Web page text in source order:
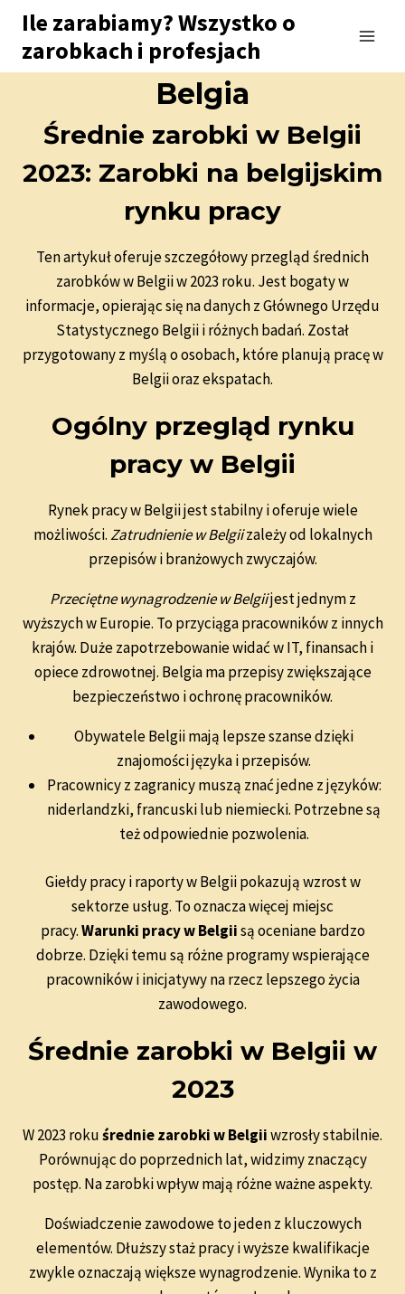
Przejdź
treści
Ile zarabiamy? Wszystko o
zarobkach i profesjach
Belgia
Średnie zarobki w Belgii
2023: Zarobki na belgijskim
rynku pracy
Ten artykuł oferuje szczegółowy przegląd średnich
zarobków w Belgii w 2023 roku. Jest bogaty w
informacje, opierając się na danych z Głównego Urzędu
Statystycznego Belgii i różnych badań. Został
przygotowany z myślą o osobach, które planują pracę w
Belgii oraz ekspatach.
Ogólny przegląd rynku
pracy w Belgii
Rynek pracy w Belgii jest stabilny i oferuje wiele
możliwości.Zatrudnienie w Belgiizależy od lokalnych
przepisów i branżowych zwyczajów.
Przeciętne wynagrodzenie w Belgiijest jednym z
wyższych w Europie. To przyciąga pracowników z innych
krajów. Duże zapotrzebowanie widać w IT, finansach i
opiece zdrowotnej. Belgia ma przepisy zwiększające
bezpieczeństwo i ochronę pracowników.
Obywatele Belgii mają lepsze szanse dzięki
znajomości języka i przepisów.
Pracownicy z zagranicy muszą znać jedne z języków:
niderlandzki, francuski lub niemiecki. Potrzebne są
też odpowiednie pozwolenia.
Giełdy pracy i raporty w Belgii pokazują wzrost w
sektorze usług. To oznacza więcej miejsc
pracy.Warunki pracy w Belgiisą oceniane bardzo
dobrze. Dzięki temu są różne programy wspierające
pracowników i inicjatywy na rzecz lepszego życia
zawodowego.
Średnie zarobki w Belgii w
2023
W 2023 rokuśrednie zarobki w Belgiiwzrosły stabilnie.
Porównując do poprzednich lat, widzimy znaczący
postęp. Na zarobki wpływ mają różne ważne aspekty.
Doświadczenie zawodowe to jeden z kluczowych
elementów. Dłuższy staż pracy i wyższe kwalifikacje
zwykle oznaczają większe wynagrodzenie. Wynika to z